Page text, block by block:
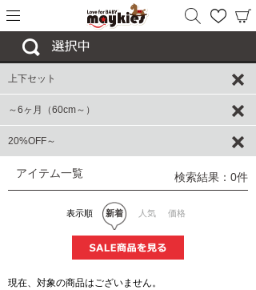
上下セット
～6ヶ月（60cm～）
20%OFF～
アイテム一覧 検索結果：0件
表示順 新着 人気 価格
現在、対象の商品はございません。